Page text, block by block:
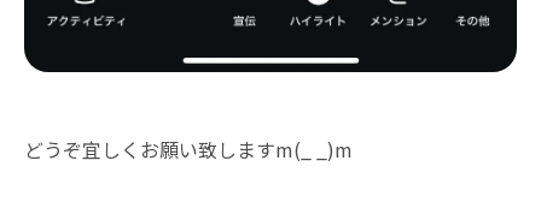
どうぞ宜しくお願い致しますm(_ _)m